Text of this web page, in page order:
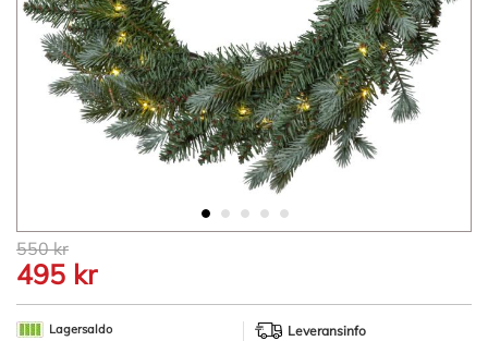
Hoppa
till
början
av
bildgalleriet
550 kr
495 kr
Lagersaldo
Leveransinfo